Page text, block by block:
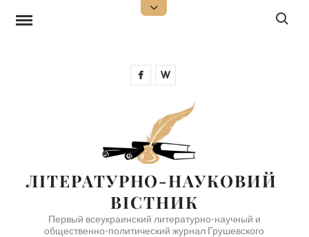
Открыть
Поиск:
FacebookWikipedia
ЛІТЕРАТУРНО-НАУКОВИЙ
ВІСТНИК
Первый всеукраинский литературно-научный и
общественно-политический журнал Грушевского